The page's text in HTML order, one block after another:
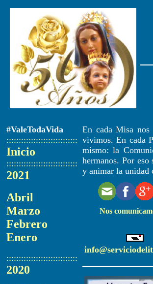
es contigo; bendita tú eres entre todas
#ValeTodaVida
:::::::::::::::::::::::::::::
Inicio
:::::::::::::::::::::::::::::
2021
Abril
Marzo
Febrero
Enero
:::::::::::::::::::::::::::::
2020
En cada Misa nos
vivimos. En cada
mismo: la
hermanos. Por
y animar la unidad
Nos